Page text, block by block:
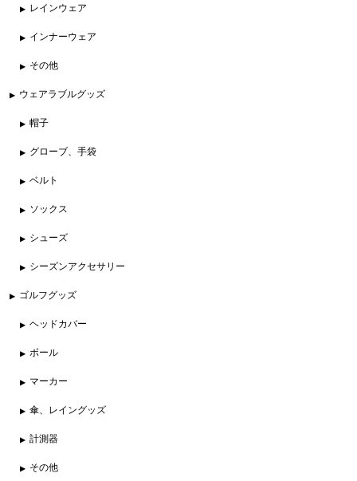
レインウェア
インナーウェア
その他
ウェアラブルグッズ
帽子
グローブ、手袋
ベルト
ソックス
シューズ
シーズンアクセサリー
ゴルフグッズ
ヘッドカバー
ボール
マーカー
傘、レイングッズ
計測器
その他